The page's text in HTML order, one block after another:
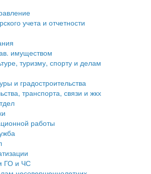
услуги
и АПК
Тверской области
муниципального округа
территориями
граждан
ранее учтенных
субъектов малого и
субъектов малого и
учета и отчетности
имуществом
туризму, спорту и делам
и градостроительства
транспорта, связи и жкх
работы
ГО и ЧС